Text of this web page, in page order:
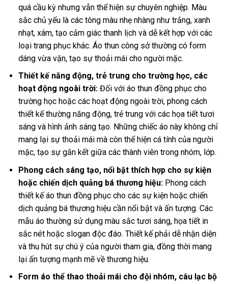
quá cầu kỳ nhưng vẫn thể hiện sự chuyên nghiệp. Màu
sắc chủ yếu là các tông màu nhẹ nhàng như trắng, xanh
nhạt, xám, tạo cảm giác thanh lịch và dễ kết hợp với các
loại trang phục khác. Áo thun công sở thường có form
dáng vừa vặn, tạo sự thoải mái cho người mặc.
Thiết kế năng động, trẻ trung cho trường học, các
hoạt động ngoài trời:Đối với áo thun đồng phục cho
trường học hoặc các hoạt động ngoài trời, phong cách
thiết kế thường năng động, trẻ trung với các họa tiết tươi
sáng và hình ảnh sáng tạo. Những chiếc áo này không chỉ
mang lại sự thoải mái mà còn thể hiện cá tính của người
mặc, tạo sự gắn kết giữa các thành viên trong nhóm, lớp.
Phong cách sáng tạo, nổi bật thích hợp cho sự kiện
hoặc chiến dịch quảng bá thương hiệu:Phong cách
thiết kế áo thun đồng phục cho các sự kiện hoặc chiến
dịch quảng bá thương hiệu cần nổi bật và ấn tượng. Các
mẫu áo thường sử dụng màu sắc tươi sáng, họa tiết in
sắc nét hoặc slogan độc đáo. Thiết kế phải dễ nhận diện
và thu hút sự chú ý của người tham gia, đồng thời mang
lại ấn tượng mạnh mẽ về thương hiệu.
Form áo thể thao thoải mái cho đội nhóm, câu lạc bộ